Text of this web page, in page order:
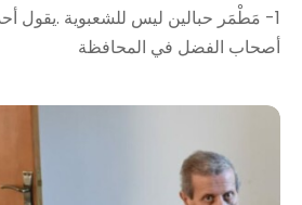
1- مَطْمَر حبالين ليس للشعبوية .يقول
أصحاب الفضل في المحافظة